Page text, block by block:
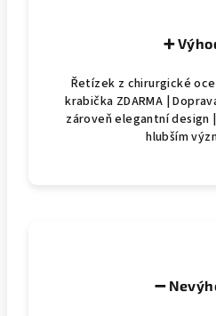
➕
Řetízek z chirurgické
krabička ZDARMA |
zároveň elegantní design
hlubším
➖